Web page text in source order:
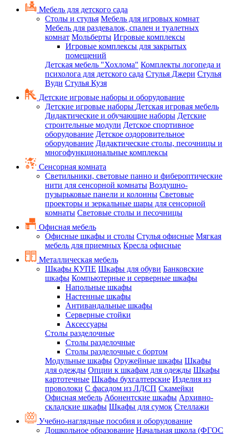
Мебель для детского сада
Столы и стулья Мебель для игровых комнат
Мебель для раздевалок, спален и туалетных
комнат Мольберты Игровые комплексы
Игровые комплексы для закрытых
помещений
Детская мебель "Хохлома" Комплекты логопеда и
психолога для детского сада Стулья Джери Стулья
Вуди Стулья Кузя
Детские игровые наборы и оборудование
Детские игровые наборы Детская игровая мебель
Дидактические и обучающие наборы Детские
строительные модули Детское спортивное
оборудование Детское оздоровительное
оборудование Дидактические столы, песочницы и
многофункциональные комплексы
Сенсорная комната
Светильники, световые панно и фибероптические
нити для сенсорной комнаты Воздушно-
пузырьковые панели и колонны Световые
проекторы и зеркальные шары для сенсорной
комнаты Световые столы и песочницы
Офисная мебель
Офисные шкафы и столы Стулья офисные Мягкая
мебель для приемных Кресла офисные
Металлическая мебель
Шкафы КУПЕ Шкафы для обуви Банковские
шкафы Компьютерные и серверные шкафы
Напольные шкафы
Настенные шкафы
Антивандальные шкафы
Серверные стойки
Аксессуары
Столы разделочные
Столы разделочные
Столы разделочные с бортом
Модульные шкафы Оружейные шкафы Шкафы
для одежды Опции к шкафам для одежды Шкафы
картотечные Шкафы бухгалтерские Изделия из
проволоки С фасадом из ЛДСП Скамейки
Офисная мебель Абонентские шкафы Архивно-
складские шкафы Шкафы для сумок Стеллажи
Учебно-наглядные пособия и оборудование
Дошкольное образование Начальная школа (ФГОС